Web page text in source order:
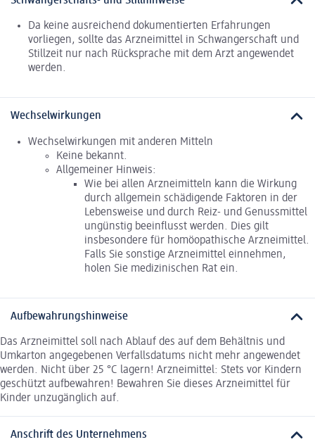
Da keine ausreichend dokumentierten Erfahrungen
vorliegen, sollte das Arzneimittel in Schwangerschaft und
Stillzeit nur nach Rücksprache mit dem Arzt angewendet
werden.
Wechselwirkungen
Wechselwirkungen mit anderen Mitteln
Keine bekannt.
Allgemeiner Hinweis:
Wie bei allen Arzneimitteln kann die Wirkung
durch allgemein schädigende Faktoren in der
Lebensweise und durch Reiz- und Genussmittel
ungünstig beeinflusst werden. Dies gilt
insbesondere für homöopathische Arzneimittel.
Falls Sie sonstige Arzneimittel einnehmen,
holen Sie medizinischen Rat ein.
Aufbewahrungshinweise
Das Arzneimittel soll nach Ablauf des auf dem Behältnis und
Umkarton angegebenen Verfallsdatums nicht mehr angewendet
werden. Nicht über 25 °C lagern! Arzneimittel: Stets vor Kindern
geschützt aufbewahren! Bewahren Sie dieses Arzneimittel für
Kinder unzugänglich auf.
Anschrift des Unternehmens